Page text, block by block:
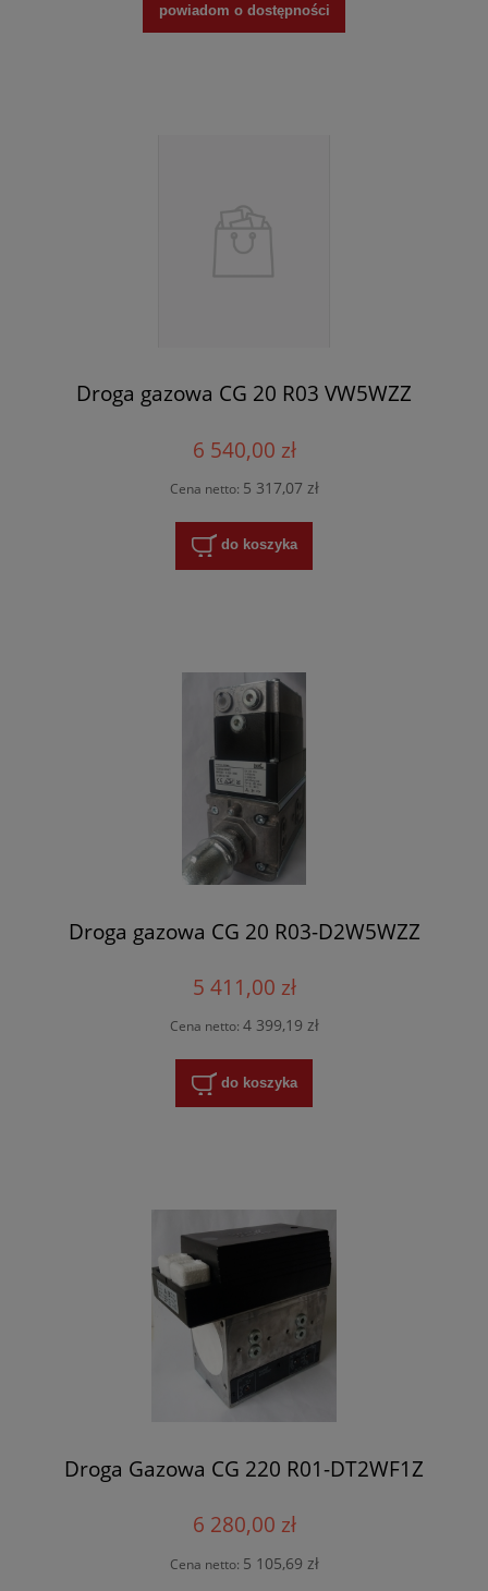
powiadom o dostępności
Droga gazowa CG 20 R03 VW5WZZ
6 540,00 zł
Cena netto: 5 317,07 zł
do koszyka
Droga gazowa CG 20 R03-D2W5WZZ
5 411,00 zł
Cena netto: 4 399,19 zł
do koszyka
Droga Gazowa CG 220 R01-DT2WF1Z
6 280,00 zł
Cena netto: 5 105,69 zł